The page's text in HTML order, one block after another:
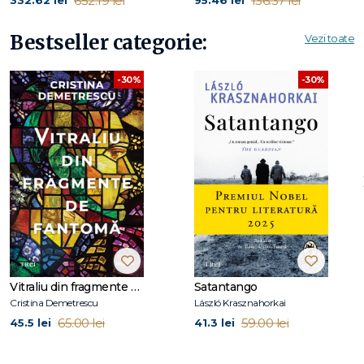
Bestseller categorie: Vezi toate
-30%
Vitraliu din fragmente de fantomă
Cristina Demetrescu
45.5 lei 65.00 lei
-30%
Satantango
László Krasznahorkai
41.3 lei 59.00 lei